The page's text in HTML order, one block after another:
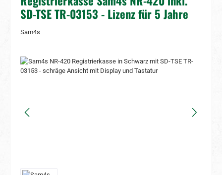
SD-TSE TR-03153 - Lizenz für 5 Jahre
Sam4s
Bildergalerie überspringen